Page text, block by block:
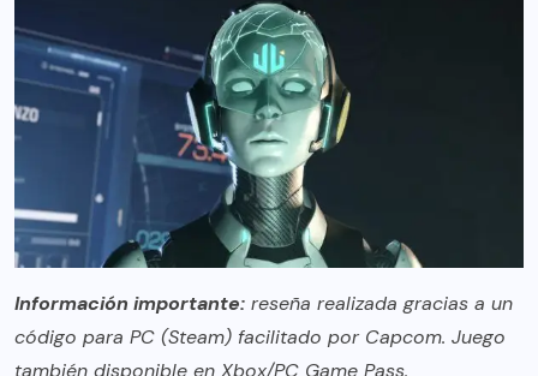
Información importante: reseña realizada gracias a un
código para PC (Steam) facilitado por Capcom. Juego
también disponible en Xbox/PC Game Pass.